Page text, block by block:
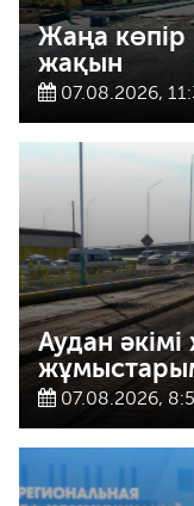
Жаңа көпір
жақын
07.08.2026,
Аудан
07.08.2026,